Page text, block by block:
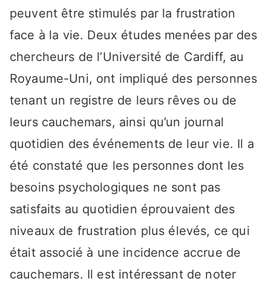
peuvent être stimulés par la frustration
face à la vie. Deux études menées par des
chercheurs de l’Université de Cardiff, au
Royaume-Uni, ont impliqué des personnes
tenant un registre de leurs rêves ou de
leurs cauchemars, ainsi qu’un journal
quotidien des événements de leur vie. Il a
été constaté que les personnes dont les
besoins psychologiques ne sont pas
satisfaits au quotidien éprouvaient des
niveaux de frustration plus élevés, ce qui
était associé à une incidence accrue de
cauchemars. Il est intéressant de noter